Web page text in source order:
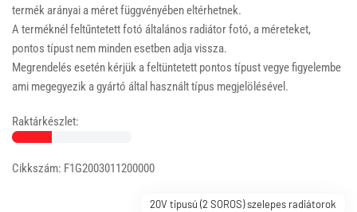
termék arányai a méret függvényében eltérhetnek.
A terméknél feltűntetett fotó általános radiátor fotó, a méreteket,
pontos típust nem minden esetben adja vissza.
Megrendelés esetén kérjük a feltüntetett pontos típust vegye figyelembe
ami megegyezik a gyártó által használt típus megjelölésével.
Raktárkészlet:
Cikkszám: F1G2003011200000
20V tipusú (2 SOROS) szelepes radiátorok